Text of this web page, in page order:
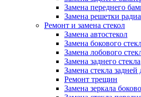
Замена переднего
Замена решетки
Ремонт и замена стекол
Замена автостекол
Замена бокового
Замена лобового
Замена заднего стекла
Замена стекла задней
Ремонт трещин
Замена зеркала